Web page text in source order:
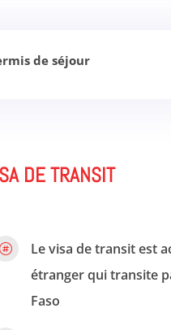
de séjour
DE TRANSIT

Le visa de transit est
étranger qui transite
Faso